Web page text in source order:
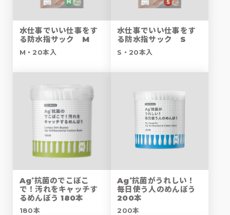
水仕事でいい仕事をす
る防水指サック M
M・20本入
水仕事でいい仕事をす
る防水指サック S
S・20本入
Ag⁺抗菌のでこぼこ
で！汚れをキャッチす
るめんぼう 180本
180本
Ag⁺抗菌がうれしい！
毎日使う人のめんぼう
200本
200本